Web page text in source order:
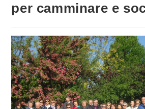
per camminare e